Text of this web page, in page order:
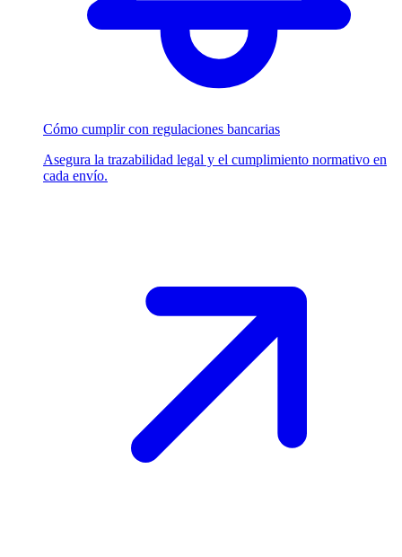
Cómo cumplir con regulaciones bancarias
Asegura la trazabilidad legal y el cumplimiento normativo en
cada envío.